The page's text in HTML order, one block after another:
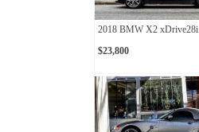
2018 BMW X2 xDrive28i
$23,800